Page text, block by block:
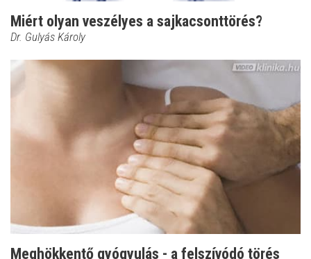
Miért olyan veszélyes a sajkacsonttörés?
Dr. Gulyás Károly
Meghökkentő gyógyulás - a felszívódó törés